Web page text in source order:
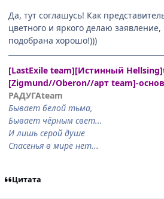
Да, тут соглашусь! Как
цветного и яркого делаю
подобрана хорошо!)))
[LastExile team][Истинный
[Zigmund//Oberon//арт team]-
РАДУГАteam
Бывает белой тьма,
Бывает чёрным свет...
И лишь серой душе
Спасенья в мире нет...
Цитата